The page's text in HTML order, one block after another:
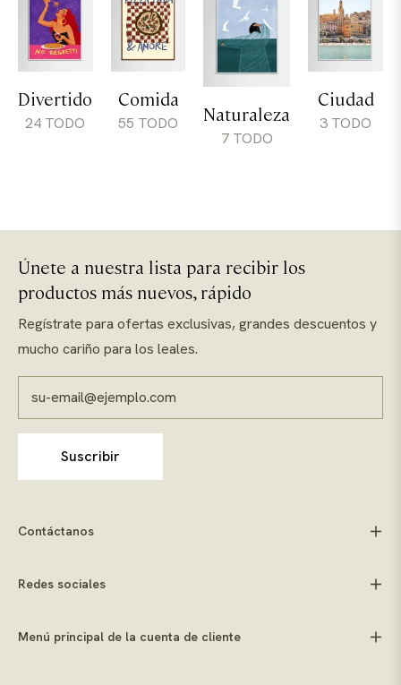
Divertido
24 TODO
Comida
55 TODO Naturaleza
7 TODO
Ciudad
3 TODO
Únete a nuestra lista para recibir los
productos más nuevos, rápido
Regístrate para ofertas exclusivas, grandes descuentos y
mucho cariño para los leales.
su-email@ejemplo.com
Suscribir
Contáctanos
Redes sociales
Menú principal de la cuenta de cliente